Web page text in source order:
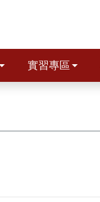
實習專區